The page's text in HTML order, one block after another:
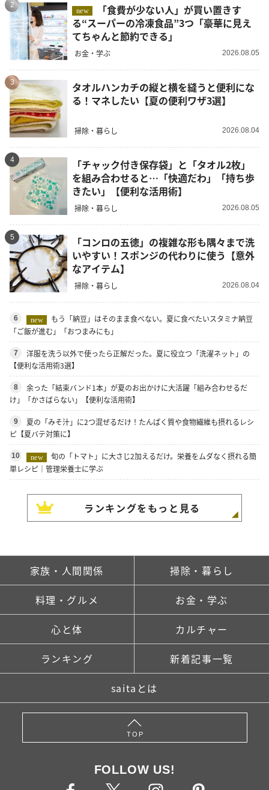
2
new
る“スーパーの冷凍食品”3つ「豪華に見え
てちゃんと節約できる」
お金・学ぶ 2026.08.05
3
タオルハンカチの縦と横を縫うと便利にな
る！マネしたい【夏の便利ワザ3選】
掃除・暮らし 2026.08.04
4
「チャック付き保存袋」と「タオル2枚」
を組み合わせると…「快適だわ」「持ち歩
きたい」【便利な活用術】
掃除・暮らし 2026.08.05
5
「コンロの五徳」の複雑な形も隅々まで洗
いやすい！スポンジの代わりに使う【意外
なアイテム】
掃除・暮らし 2026.08.04
6 new
もう「納豆」はそのまま食べない。夏に食べたいスタミナ納豆
「ご飯が進む」「おつまみにも」
7
洋服を洗う以外で使ったら正解だった。夏に役立つ「洗濯ネット」の
【便利な活用術3選】
8
余った「結束バンド1本」が夏のお出かけに大活躍「組み合わせるだ
け」「かさばらない」【便利な活用術】
9
夏の「みそ汁」に2つ混ぜるだけ！たんぱく質や食物繊維も摂れるレシ
ピ【夏バテ対策に】
10 new
旬の「トマト」に大さじ2加えるだけ。栄養をムダなく摂れる簡
単レシピ｜管理栄養士に学ぶ
ランキングをもっと見る
家族・人間関係 掃除・暮らし
料理・グルメ お金・学ぶ
心と体 カルチャー
ランキング 新着記事一覧
saitaとは
TOP
FOLLOW US!